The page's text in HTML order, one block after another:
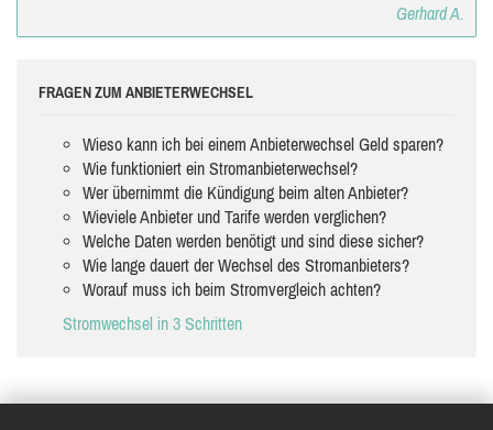
Gerhard A.
FRAGEN ZUM ANBIETERWECHSEL
Wieso kann ich bei einem Anbieterwechsel Geld sparen?
Wie funktioniert ein Stromanbieterwechsel?
Wer übernimmt die Kündigung beim alten Anbieter?
Wieviele Anbieter und Tarife werden verglichen?
Welche Daten werden benötigt und sind diese sicher?
Wie lange dauert der Wechsel des Stromanbieters?
Worauf muss ich beim Stromvergleich achten?
Stromwechsel in 3 Schritten